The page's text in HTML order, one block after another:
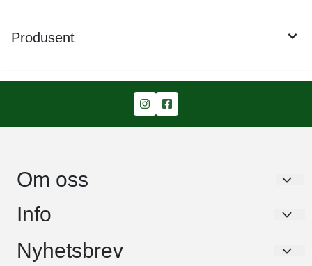
Produsent
Om oss
Garden Living AS
1462 Fjellhamar
Info
Om oss
Nyhetsbrev